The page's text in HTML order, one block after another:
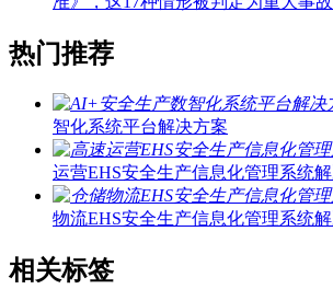
热门推荐
智化系统平台解决方案
运营EHS安全生产信息化管理系统
物流EHS安全生产信息化管理系统
相关标签